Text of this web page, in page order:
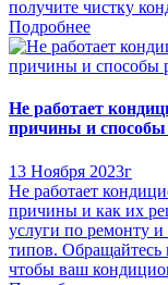
получите чистку
Подробнее
Не работает
причины и способы
13 Ноября 2023г
Не работает
причины и как их
услуги по ремонту
типов. Обращайтесь
чтобы ваш